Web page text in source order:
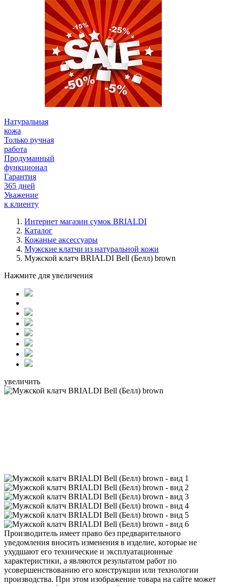
Натуральная
кожа
Только ручная
работа
Продуманный
функционал
Гарантия
365 дней
Уважение
к клиенту
Интернет магазин сумок BRIALDI
Каталог
Кожаные аксессуары
Мужские клатчи из натуральной кожи
Мужской клатч BRIALDI Bell (Белл) brown
Нажмите для увеличения
увеличить
Производитель имеет право без предварительного
уведомления вносить изменения в изделие, которые не
ухудшают его технические и эксплуатационные
характеристики, а являются результатом работ по
усовершенствованию его конструкции или технологии
производства. При этом изображение товара на сайте может